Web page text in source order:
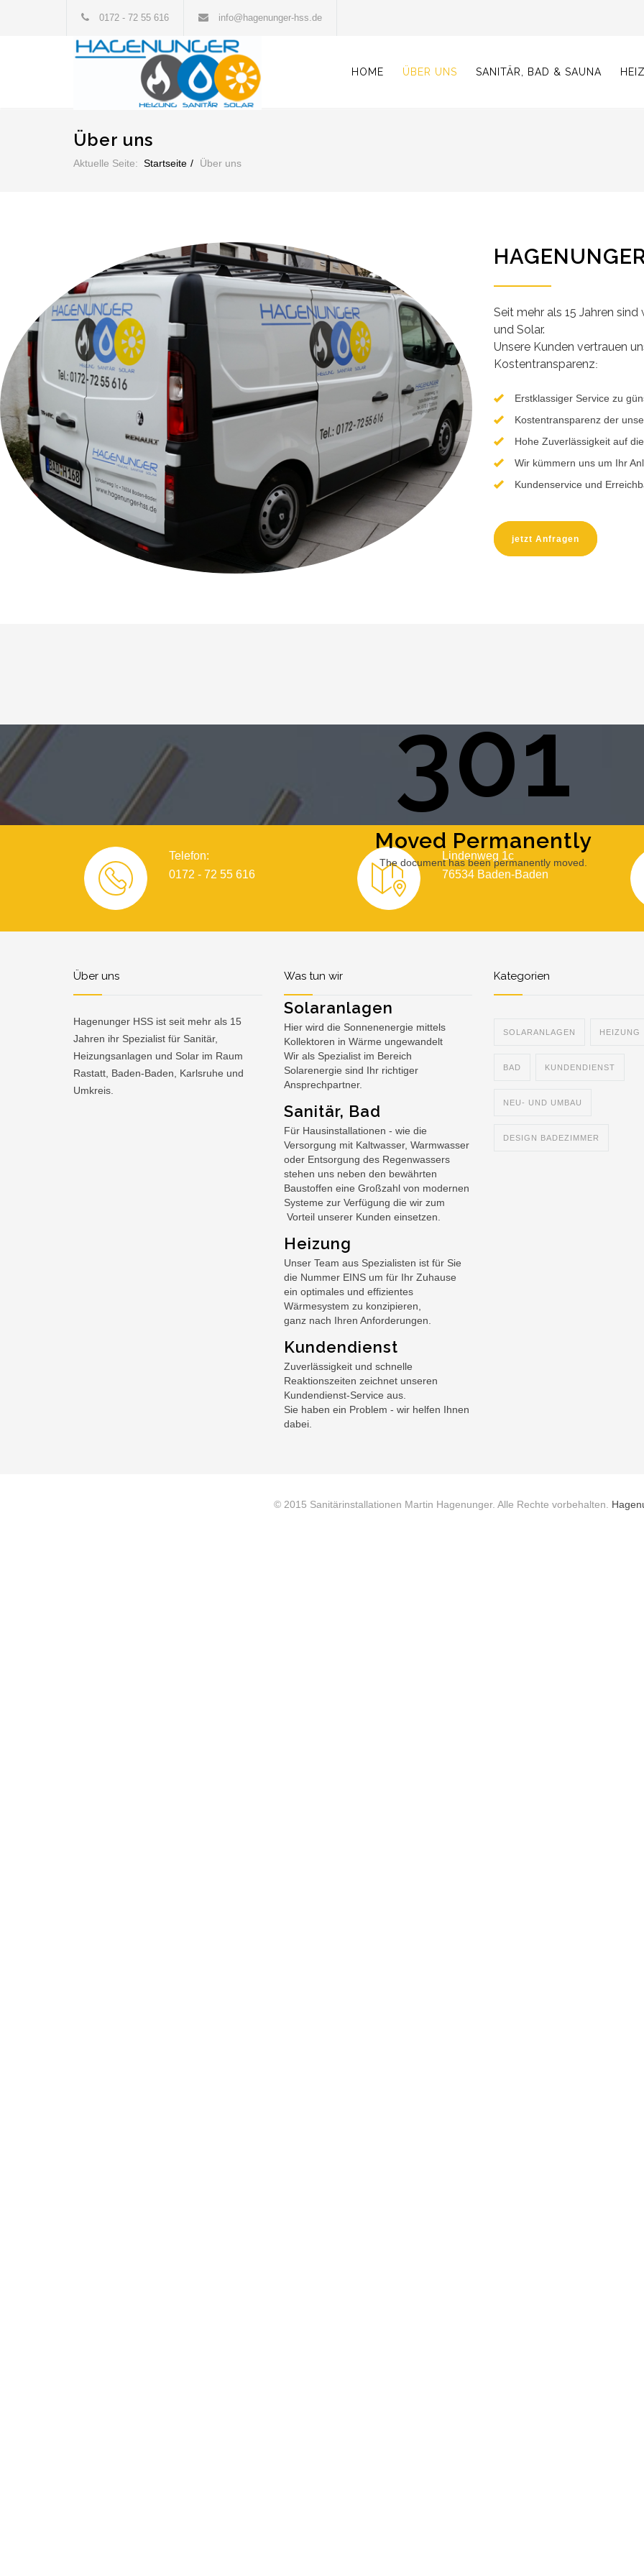
0172 - 72 55 616 info@hagenunger-hss.de
HOME ÜBER UNS SANITÄR, BAD & SAUNA
Über uns
Aktuelle Seite: Startseite Über uns
Seit mehr als 15 Jahren
und Solar.
Unsere Kunden vertrauen
Kostentransparenz:
Erstklassiger Service zu
Kostentransparenz der
Hohe Zuverlässigkeit auf
Wir kümmern uns um Ihr
Kundenservice und
jetzt Anfragen
Telefon:
0172 - 72 55 616
Lindenweg 1c
76534 Baden-Baden
Über uns
Hagenunger HSS ist seit mehr als 15
Jahren ihr Spezialist für Sanitär,
Heizungsanlagen und Solar im Raum
Rastatt, Baden-Baden, Karlsruhe und
Umkreis.
Was tun wir
Solaranlagen
Hier wird die Sonnenenergie mittels
Kollektoren in Wärme ungewandelt
Wir als Spezialist im Bereich
Solarenergie sind Ihr richtiger
Ansprechpartner.
Sanitär, Bad
Für Hausinstallationen - wie die
Versorgung mit Kaltwasser, Warmwasser
oder Entsorgung des Regenwassers
stehen uns neben den bewährten
Baustoffen eine Großzahl von modernen
Systeme zur Verfügung die wir zum
Vorteil unserer Kunden einsetzen.
Heizung
Unser Team aus Spezialisten ist für Sie
die Nummer EINS um für Ihr Zuhause
ein optimales und effizientes
Wärmesystem zu konzipieren,
ganz nach Ihren Anforderungen.
Kundendienst
Zuverlässigkeit und schnelle
Reaktionszeiten zeichnet unseren
Kundendienst-Service aus.
Sie haben ein Problem - wir helfen Ihnen
dabei.
Kategorien
SOLARANLAGEN HEIZUNG
BAD KUNDENDIENST
NEU- UND UMBAU
DESIGN BADEZIMMER
© 2015 Sanitärinstallationen Martin Hagenunger. Alle Rechte vorbehalten.
301
Moved Permanently
The document has been permanently moved.